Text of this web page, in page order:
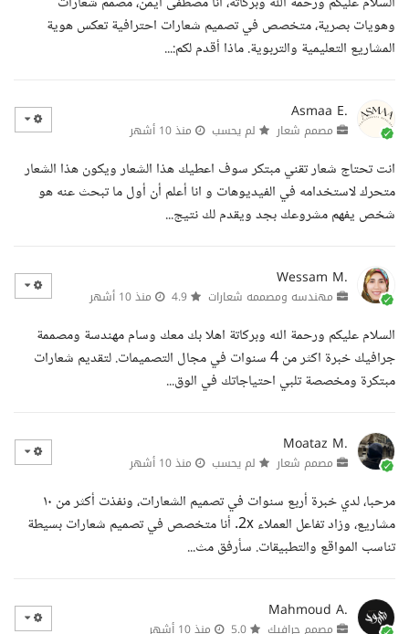
وهويات بصرية، متخصص في تصميم شعارات احترافية تعكس هوية
المشاريع التعليمية والتربوية. ماذا أقدم لكم:...
Asmaa E.
مصمم شعار لم يحسب منذ 10 أشهر
انت تحتاج شعار تقني مبتكر سوف اعطيك هذا الشعار ويكون هذا الشعار
متحرك لاستخدامه في الفيديوهات و انا أعلم أن أول ما تبحث عنه هو
شخص يفهم مشروعك بجد ويقدم لك نتيج...
Wessam M.
مهندسه ومصممه شعارات منذ 10 أشهر
السلام عليكم ورحمة الله وبركاتة اهلا بك معك وسام مهندسة ومصممة
جرافيك خبرة اكثر من 4 سنوات في مجال التصميمات. لتقديم شعارات
مبتكرة ومخصصة تلبي احتياجاتك في الوق...
Moataz M.
مصمم شعار لم يحسب منذ 10 أشهر
مرحبا، لدي خبرة أربع سنوات في تصميم الشعارات، ونفذت أكثر من ١٠
مشاريع، وزاد تفاعل العملاء 2x. أنا متخصص في تصميم شعارات بسيطة
تناسب المواقع والتطبيقات. سأرفق مث...
Mahmoud A.
مصمم جرافيك منذ 10 أشهر